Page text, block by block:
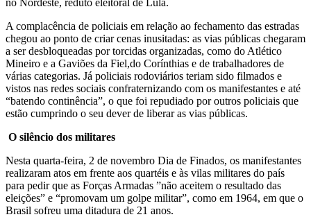
A complacência de policiais em relação ao fechamento das estradas
chegou ao ponto de criar cenas inusitadas: as vias públicas chegaram
a ser desbloqueadas por torcidas organizadas, como do Atlético
Mineiro e a Gaviões da Fiel,do Corínthias e de trabalhadores de
várias categorias. Já policiais rodoviários teriam sido filmados e
vistos nas redes sociais confraternizando com os manifestantes e até
“batendo continência”, o que foi repudiado por outros policiais que
estão cumprindo o seu dever de liberar as vias públicas.
O silêncio dos militares
Nesta quarta-feira, 2 de novembro Dia de Finados, os manifestantes
realizaram atos em frente aos quartéis e às vilas militares do país
para pedir que as Forças Armadas ”não aceitem o resultado das
eleições” e “promovam um golpe militar”, como em 1964, em que o
Brasil sofreu uma ditadura de 21 anos.